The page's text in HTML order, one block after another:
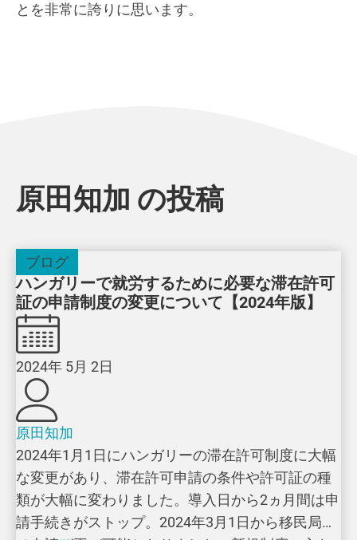
とを非常に誇りに思います。
原田知加 の投稿
ブログ
ハンガリーで就労するために必要な滞在許可
証の申請制度の変更について【2024年版】
2024年 5月 2日
原田知加
2024年1月1日にハンガリーの滞在許可制度に大幅
な変更があり、滞在許可申請の条件や許可証の種
類が大幅に変わりました。導入日から2ヵ月間は申
請手続きがストップ。2024年3月1日から移民局へ